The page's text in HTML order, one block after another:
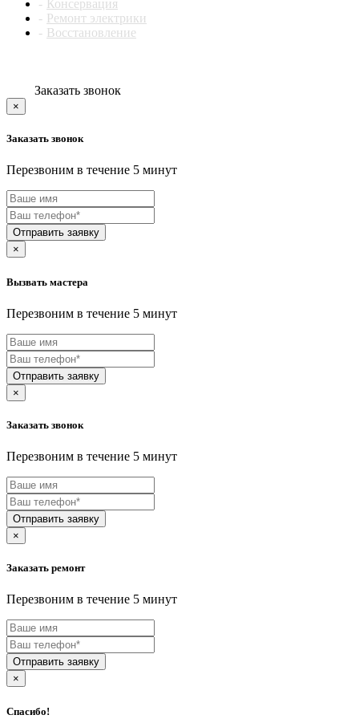
Aquario
AQUARIUS
ARCHOS
Armed
ARNICA
ATAKI
ATESY
Atlant
AVQ
AXIOMA
BAJAJ
BAUKNECHT
BauMaster
BAUMATIC
BAXI
BB-MOBILE
BBK
Консервация
Ремонт электрики
Восстановление
Заказать звонок
×
Заказать звонок
Перезвоним в течение 5 минут
Отправить заявку
×
Вызвать мастера
Перезвоним в течение 5 минут
Отправить заявку
×
Заказать звонок
Перезвоним в течение 5 минут
Отправить заявку
×
Заказать ремонт
Перезвоним в течение 5 минут
Отправить заявку
×
Спасибо!